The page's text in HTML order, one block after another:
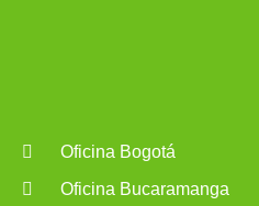
Oficina Bogotá
Oficina Bucaramanga